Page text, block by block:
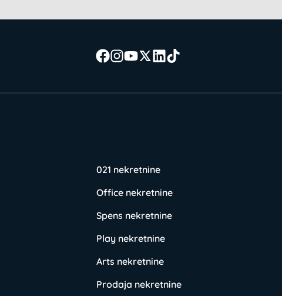
021 nekretnine
Office nekretnine
Spens nekretnine
Play nekretnine
Arts nekretnine
Prodaja nekretnine